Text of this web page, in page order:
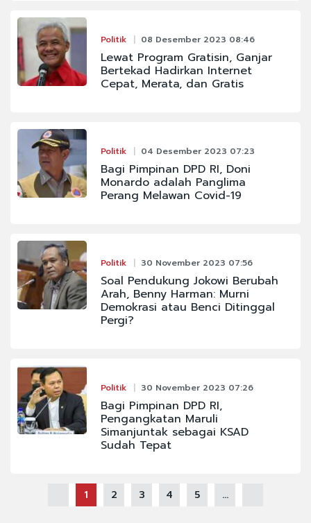
Politik 08 Desember 2023 08:46
Lewat Program Gratisin, Ganjar
Bertekad Hadirkan Internet
Cepat, Merata, dan Gratis
Politik 04 Desember 2023 07:23
Bagi Pimpinan DPD RI, Doni
Monardo adalah Panglima
Perang Melawan Covid-19
Politik 30 November 2023 07:56
Soal Pendukung Jokowi Berubah
Arah, Benny Harman: Murni
Demokrasi atau Benci Ditinggal
Pergi?
Politik 30 November 2023 07:26
Bagi Pimpinan DPD RI,
Pengangkatan Maruli
Simanjuntak sebagai KSAD
Sudah Tepat
1 2 3 4 5 ...